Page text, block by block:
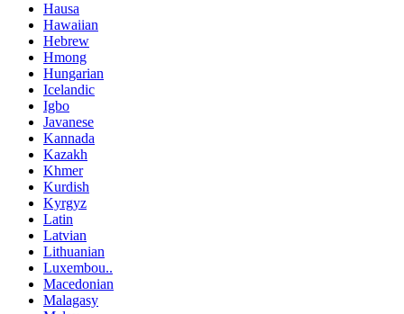
Hausa
Hawaiian
Hebrew
Hmong
Hungarian
Icelandic
Igbo
Javanese
Kannada
Kazakh
Khmer
Kurdish
Kyrgyz
Latin
Latvian
Lithuanian
Luxembou..
Macedonian
Malagasy